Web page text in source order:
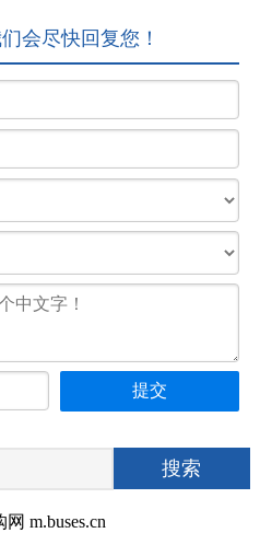
会尽快回复您！
m.buses.cn